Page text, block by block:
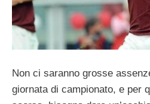
Non ci saranno grosse
giornata di campionato, e per